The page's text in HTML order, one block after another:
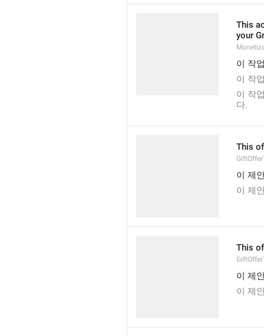
This
your
이 작
이 작
이 작
다.
This
이 제
이 제
This
이 제
이 제